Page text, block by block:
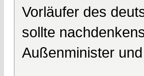
Vorläufer des
sollte
Außenminister